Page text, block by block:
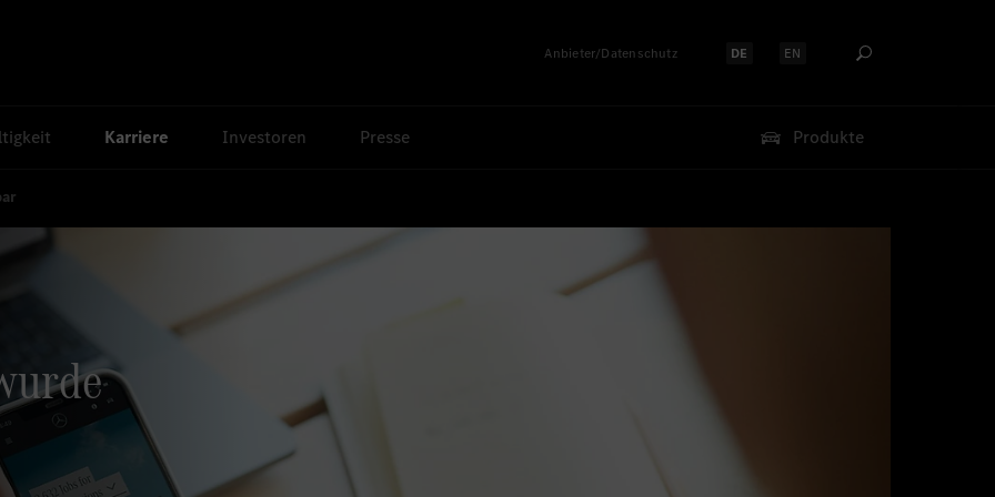
Anbieter/Datenschutz Sprache auswählen:
DE Sprache auswählen:
EN
Karriere Investoren Presse Produkte